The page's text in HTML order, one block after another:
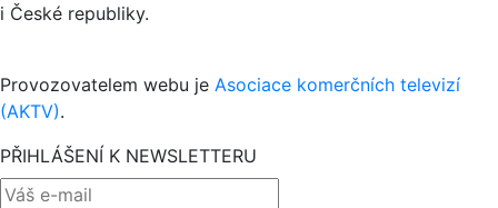
i České republiky.
Provozovatelem webu je Asociace komerčních televizí
(AKTV).
PŘIHLÁŠENÍ K NEWSLETTERU